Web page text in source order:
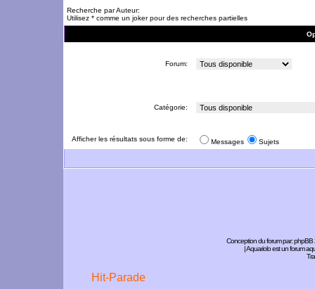
Recherche par Auteur:
Utilisez * comme un joker pour des recherches partielles
Forum:
Catégorie:
Afficher les résultats sous forme de: Messages Sujets
Conception du forum par:phpBB
| Aquariolo est un forum